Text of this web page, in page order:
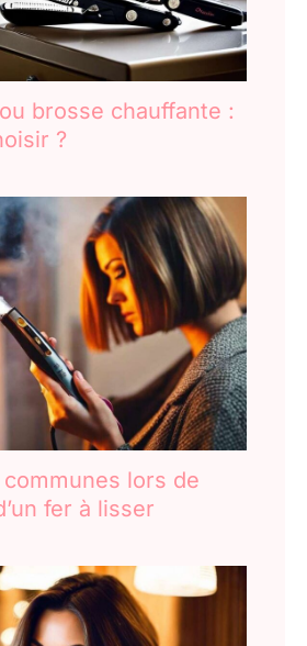
brosse chauffante :
?
lors de
fer à lisser